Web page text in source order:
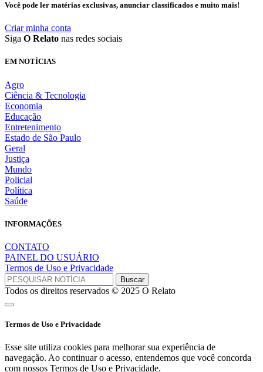
Você pode ler matérias exclusivas, anunciar classificados e muito mais!
Criar minha conta
Siga O Relato nas redes sociais
EM NOTÍCIAS
Agro
Ciência & Tecnologia
Economia
Educação
Entretenimento
Estado de São Paulo
Geral
Justiça
Mundo
Policial
Política
Saúde
INFORMAÇÕES
CONTATO
PAINEL DO USUÁRIO
Termos de Uso e Privacidade
Todos os direitos reservados © 2025 O Relato
Termos de Uso e Privacidade
Esse site utiliza cookies para melhorar sua experiência de
navegação. Ao continuar o acesso, entendemos que você concorda
com nossos Termos de Uso e Privacidade.